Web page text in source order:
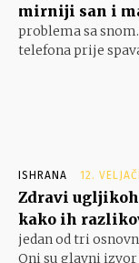
mirniji san i
problema sa
telefona prije
ISHRANA 12.
Zdravi
kako ih
jedan od tri
Oni su glavni izvor